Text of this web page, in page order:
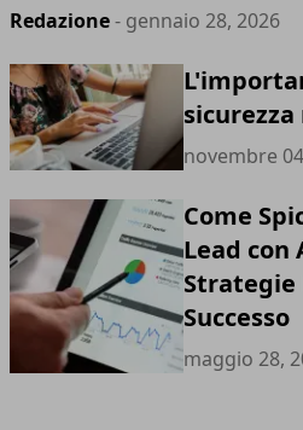
Redazione- gennaio 28, 2026
novembre
Come
Lead
Strategie
Successo
maggio 28,